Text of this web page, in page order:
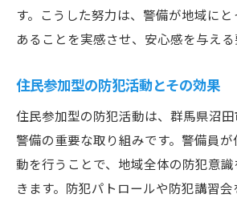
す。こうした努力は、警備が地域に
あることを実感させ、安心感を与える
住民参加型の防犯活動とその効果
住民参加型の防犯活動は、群馬県沼
警備の重要な取り組みです。警備員
動を行うことで、地域全体の防犯意
きます。防犯パトロールや防犯講習